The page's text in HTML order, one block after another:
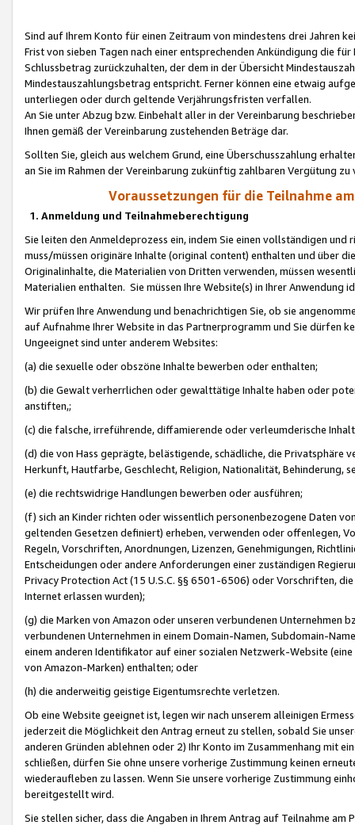
Sind auf Ihrem Konto für einen Zeitraum von mindestens drei Jahren
Frist von sieben Tagen nach einer entsprechenden Ankündigung die
Schlussbetrag zurückzuhalten, der dem in der Übersicht
Mindestauszahlungsbetrag entspricht. Ferner können eine etwaig
unterliegen oder durch geltende Verjährungsfristen verfallen.
An Sie unter Abzug bzw. Einbehalt aller in der Vereinbarung
Ihnen gemäß der Vereinbarung zustehenden Beträge dar.
Sollten Sie, gleich aus welchem Grund, eine Überschusszahlung
an Sie im Rahmen der Vereinbarung zukünftig zahlbaren Vergütung zu
Voraussetzungen für die Teilnahme
1. Anmeldung und Teilnahmeberechtigung
Sie leiten den Anmeldeprozess ein, indem Sie einen vollständigen
muss/müssen originäre Inhalte (original content) enthalten und über
Originalinhalte, die Materialien von Dritten verwenden, müssen
Materialien enthalten. Sie müssen Ihre Website(s) in Ihrer Anwendung
Wir prüfen Ihre Anwendung und benachrichtigen Sie, ob sie
auf Aufnahme Ihrer Website in das Partnerprogramm und Sie dürfen
Ungeeignet sind unter anderem Websites:
(a) die sexuelle oder obszöne Inhalte bewerben oder enthalten;
(b) die Gewalt verherrlichen oder gewalttätige Inhalte haben oder
anstiften,;
(c) die falsche, irreführende, diffamierende oder verleumderische
(d) die von Hass geprägte, belästigende, schädliche, die Privatsphäre
Herkunft, Hautfarbe, Geschlecht, Religion, Nationalität, Behinderung,
(e) die rechtswidrige Handlungen bewerben oder ausführen;
(f) sich an Kinder richten oder wissentlich personenbezogene Daten
geltenden Gesetzen definiert) erheben, verwenden oder offenlegen,
Regeln, Vorschriften, Anordnungen, Lizenzen, Genehmigungen,
Entscheidungen oder andere Anforderungen einer zuständigen
Privacy Protection Act (15 U.S.C. §§ 6501-6506) oder Vorschriften,
Internet erlassen wurden);
(g) die Marken von Amazon oder unseren verbundenen Unternehmen
verbundenen Unternehmen in einem Domain-Namen, Subdomain-
einem anderen Identifikator auf einer sozialen Netzwerk-Website
von Amazon-Marken) enthalten; oder
(h) die anderweitig geistige Eigentumsrechte verletzen.
Ob eine Website geeignet ist, legen wir nach unserem alleinigen
jederzeit die Möglichkeit den Antrag erneut zu stellen, sobald Sie
anderen Gründen ablehnen oder 2) Ihr Konto im Zusammenhang mit
schließen, dürfen Sie ohne unsere vorherige Zustimmung keinen
wiederaufleben zu lassen. Wenn Sie unsere vorherige Zustimmung
bereitgestellt wird.
Sie stellen sicher, dass die Angaben in Ihrem Antrag auf Teilnahme